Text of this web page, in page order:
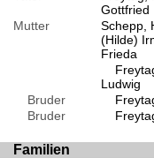
Gottfried
Mutter
Schepp,
(Hilde)
Frieda
Ludwig
Bruder
Bruder
Familien